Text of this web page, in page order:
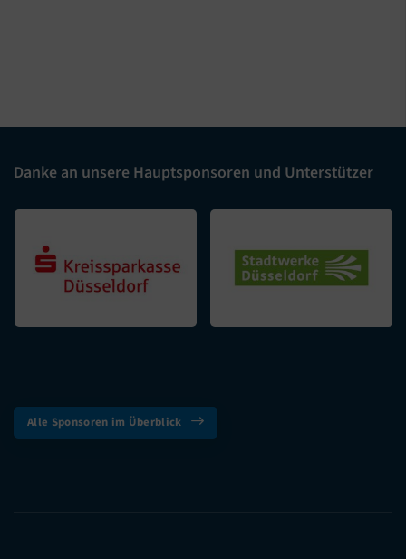
Danke an unsere Hauptsponsoren und Unterstützer
Alle Sponsoren im Überblick